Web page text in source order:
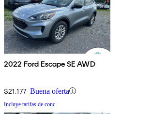
2022 Ford Escape SE AWD
$21,177 Buena oferta
Incluye tarifas de conc.